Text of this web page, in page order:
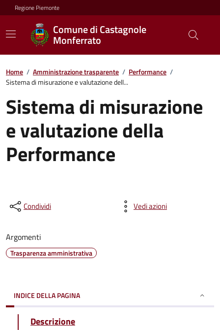
Regione Piemonte
Comune di Castagnole
Monferrato
Home / Amministrazione trasparente / Performance /
Sistema di misurazione e valutazione dell...
Sistema di misurazione
e valutazione della
Performance
Condividi Vedi azioni
Argomenti
Trasparenza amministrativa
INDICE DELLA PAGINA
Descrizione